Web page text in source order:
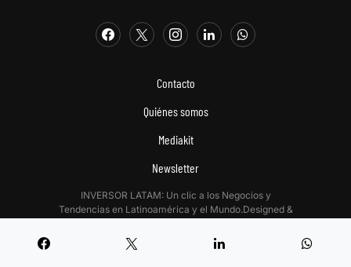
Contacto
Quiénes somos
Mediakit
Newsletter
INVERSOR LATAM: Un clic a los Negocios y
Tendencias en Latinoamérica y el Mundo.Designed &